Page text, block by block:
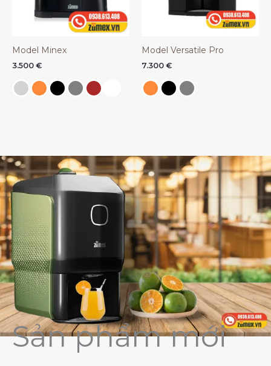
Model Minex
3.500 €
Model Versatile Pro
7.300 €
Sản phẩm mới